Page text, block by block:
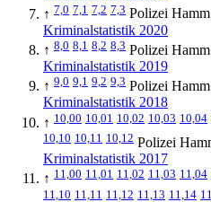
↑ 7,0 7,1 7,2 7,3 Polizei
Kriminalstatistik 2020
↑ 8,0 8,1 8,2 8,3 Polizei
Kriminalstatistik 2019
↑ 9,0 9,1 9,2 9,3 Polizei
Kriminalstatistik 2018
↑ 10,00 10,01 10,02 10,03 10,04
10,10 10,11 10,12 Polizei
Kriminalstatistik 2017
↑ 11,00 11,01 11,02 11,03 11,04
11,10 11,11 11,12 11,13 11,14